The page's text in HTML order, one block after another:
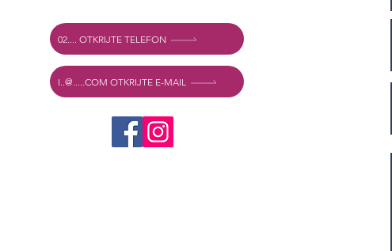
02.... OTKRIJTE TELEFON
I..@.....COM OTKRIJTE E-MAIL